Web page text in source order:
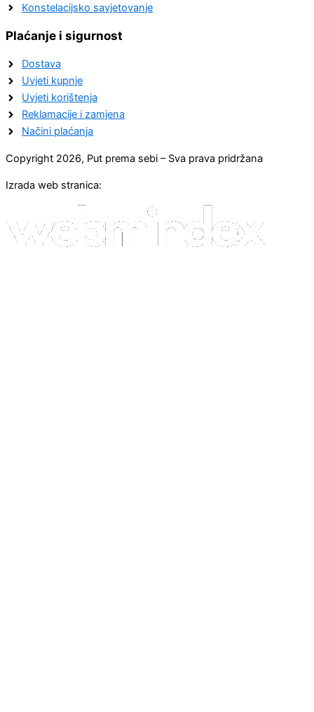
Konstelacijsko savjetovanje
Plaćanje i sigurnost
Dostava
Uvjeti kupnje
Uvjeti korištenja
Reklamacije i zamjena
Načini plaćanja
Copyright 2026, Put prema sebi – Sva prava pridržana
Izrada web stranica: